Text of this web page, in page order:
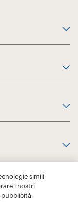
simili
i nostri
pubblicità,